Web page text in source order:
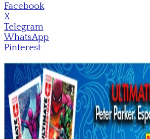
Facebook
X
Telegram
WhatsApp
Pinterest